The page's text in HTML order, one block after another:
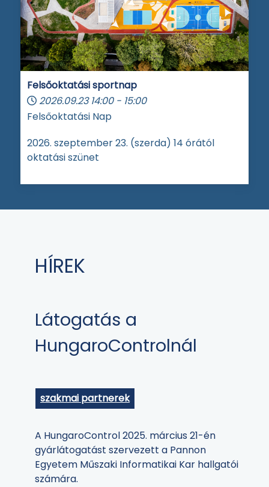
Felsőoktatási sportnap
2026.09.23 14:00 - 15:00
Felsőoktatási Nap
2026. szeptember 23. (szerda) 14 órától
oktatási szünet
HÍREK
Látogatás a
HungaroControlnál
szakmai partnerek
A HungaroControl 2025. március 21-én
gyárlátogatást szervezett a Pannon
Egyetem Műszaki Informatikai Kar hallgatói
számára.